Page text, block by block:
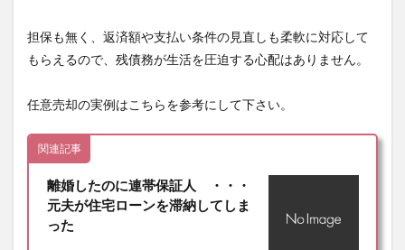
担保も無く、返済額や支払い条件の見直しも柔軟に対応して
もらえるので、残債務が生活を圧迫する心配はありません。
任意売却の実例はこちらを参考にして下さい。
関連記事
離婚したのに連帯保証人 ・・・
元夫が住宅ローンを滞納してしま
った